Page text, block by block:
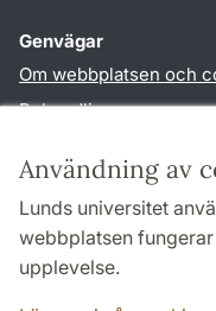
Användning av
Lunds universitet
webbplatsen
upplevelse.
Genvägar
Om webbplatsen och
Behandling av
TYPO3-login
Följ oss i sociala